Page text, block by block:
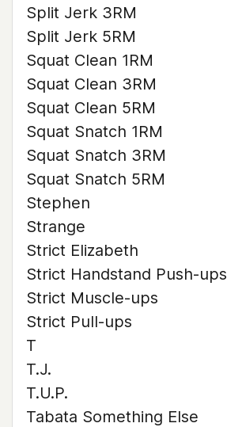
Split Jerk 3RM
Split Jerk 5RM
Squat Clean 1RM
Squat Clean 3RM
Squat Clean 5RM
Squat Snatch 1RM
Squat Snatch 3RM
Squat Snatch 5RM
Stephen
Strange
Strict Elizabeth
Strict Handstand Push-ups
Strict Muscle-ups
Strict Pull-ups
T
T.J.
T.U.P.
Tabata Something Else